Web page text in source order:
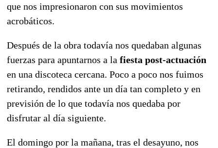
que nos impresionaron con sus movimientos
acrobáticos.
Después de la obra todavía nos quedaban algunas
fuerzas para apuntarnos a la fiesta post-actuación
en una discoteca cercana. Poco a poco nos fuimos
retirando, rendidos ante un día tan completo y en
previsión de lo que todavía nos quedaba por
disfrutar al día siguiente.
El domingo por la mañana, tras el desayuno, nos